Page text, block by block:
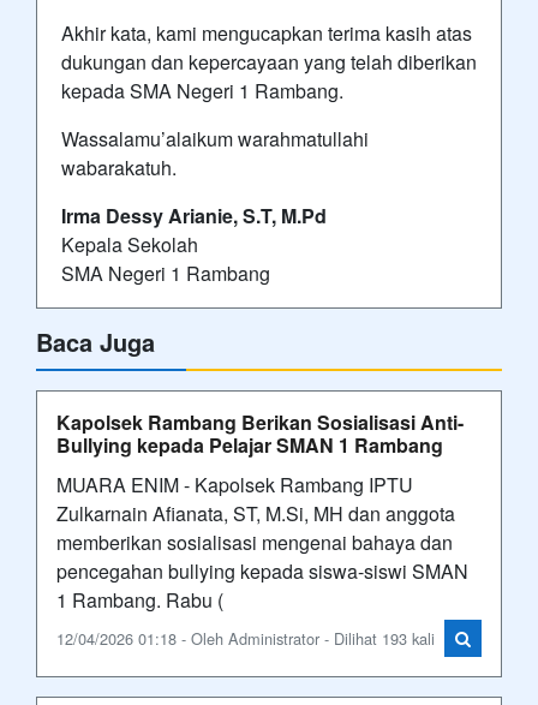
Akhir kata, kami mengucapkan terima kasih atas
dukungan dan kepercayaan yang telah diberikan
kepada SMA Negeri 1 Rambang.
Wassalamu’alaikum warahmatullahi
wabarakatuh.
Irma Dessy Arianie, S.T, M.Pd
Kepala Sekolah
SMA Negeri 1 Rambang
Baca Juga
Kapolsek Rambang Berikan Sosialisasi Anti-
Bullying kepada Pelajar SMAN 1 Rambang
MUARA ENIM - Kapolsek Rambang IPTU
Zulkarnain Afianata, ST, M.Si, MH dan anggota
memberikan sosialisasi mengenai bahaya dan
pencegahan bullying kepada siswa-siswi SMAN
1 Rambang. Rabu (
12/04/2026 01:18 - Oleh Administrator - Dilihat 193 kali